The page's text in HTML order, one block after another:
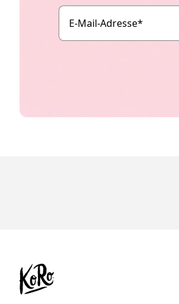
E-Mail-Adresse*